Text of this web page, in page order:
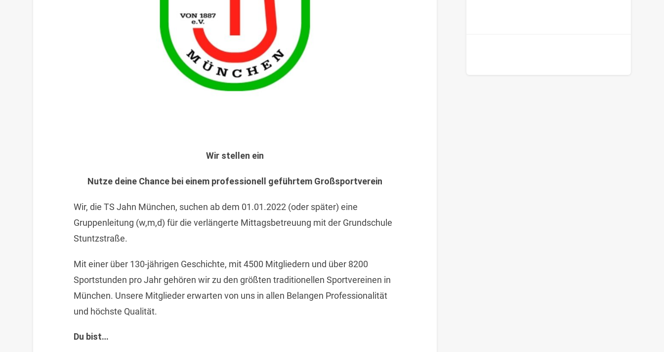
Wir stellen ein
Nutze deine Chance bei einem professionell geführtem Großsportverein
Wir, die TS Jahn München, suchen ab dem 01.01.2022 (oder später) eine
Gruppenleitung (w,m,d) für die verlängerte Mittagsbetreuung mit der Grundschule
Stuntzstraße.
Mit einer über 130-jährigen Geschichte, mit 4500 Mitgliedern und über 8200
Sportstunden pro Jahr gehören wir zu den größten traditionellen Sportvereinen in
München. Unsere Mitglieder erwarten von uns in allen Belangen Professionalität
und höchste Qualität.
Du bist…